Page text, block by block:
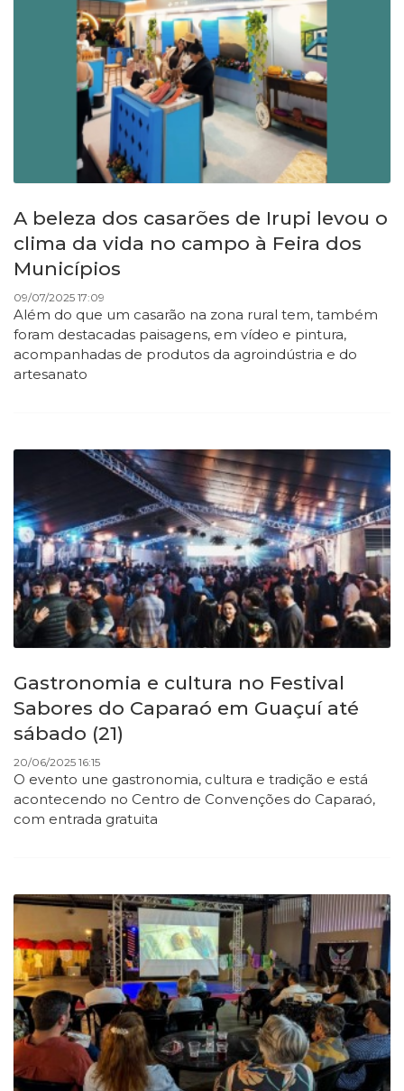
A beleza dos casarões de Irupi levou o
clima da vida no campo à Feira dos
Municípios
09/07/2025 17:09
Além do que um casarão na zona rural tem, também
foram destacadas paisagens, em vídeo e pintura,
acompanhadas de produtos da agroindústria e do
artesanato
Gastronomia e cultura no Festival
Sabores do Caparaó em Guaçuí até
sábado (21)
20/06/2025 16:15
O evento une gastronomia, cultura e tradição e está
acontecendo no Centro de Convenções do Caparaó,
com entrada gratuita